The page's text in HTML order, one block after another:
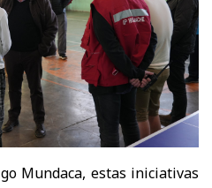
Mundaca, estas iniciativas